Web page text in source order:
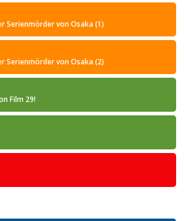
Serienmörder von Osaka (1)
Serienmörder von Osaka (2)
Film 29!